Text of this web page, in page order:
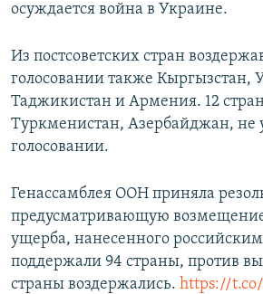
осуждается война в Украине.
Из постсоветских стран
голосовании также Кыргызстан,
Таджикистан и Армения. 12
Туркменистан, Азербайджан, не
голосовании.
Генассамблея ООН приняла
предусматривающую
ущерба, нанесенного
поддержали 94 страны, против
страны воздержались. https://t.co/